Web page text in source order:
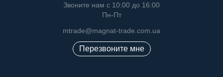
Звоните нам с 10:00 до 16:00
Пн-Пт
mtrade@magnat-trade.com.ua
Перезвоните мне